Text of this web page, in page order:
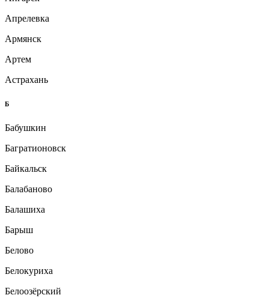
Апрелевка
Армянск
Артем
Астрахань
Б
Бабушкин
Багратионовск
Байкальск
Балабаново
Балашиха
Барыш
Белово
Белокуриха
Белоозёрский